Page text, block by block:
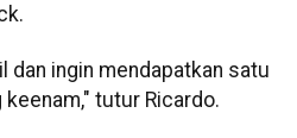
dan ingin mendapatkan satu
tutur Ricardo.